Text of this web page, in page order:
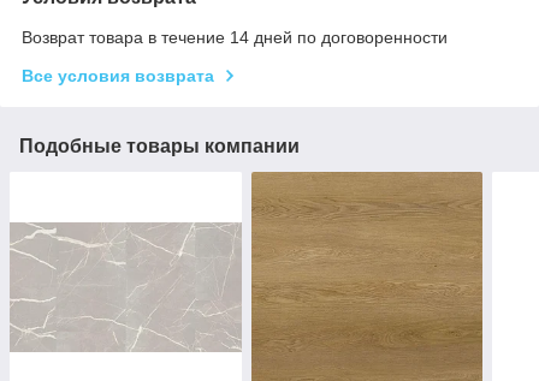
Возврат товара в течение 14 дней по договоренности
Все условия возврата
Подобные товары компании